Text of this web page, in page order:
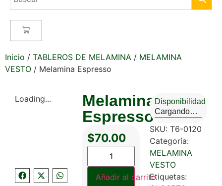
Inicio / TABLEROS DE MELAMINA / MELAMINA
VESTO / Melamina Espresso
Loading...
Melamina
Espresso
$70.00
Añadir al carrito
Disponibilidad
Cargando…
SKU: T6-0120
Categoría:
MELAMINA
VESTO
Etiquetas: